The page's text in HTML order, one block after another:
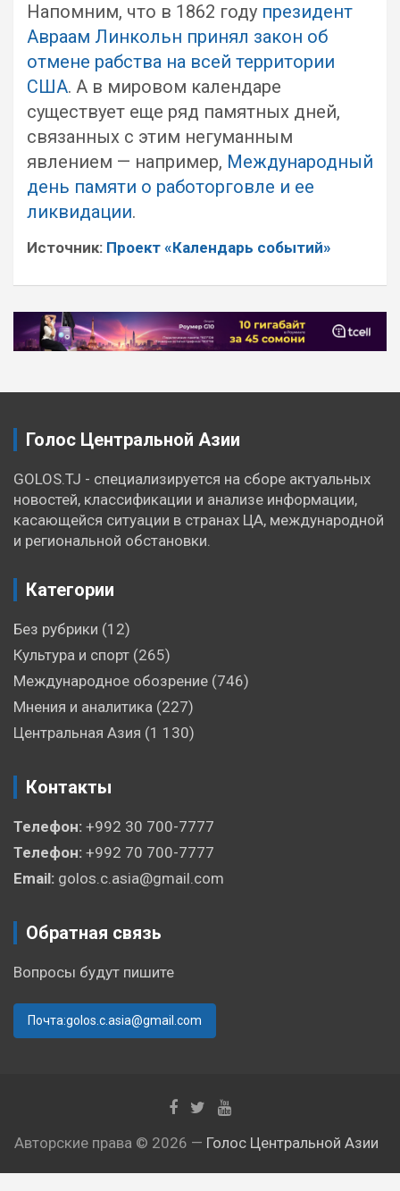
Напомним, что в 1862 году президент
Авраам Линкольн принял закон об
отмене рабства на всей территории
США. А в мировом календаре
существует еще ряд памятных дней,
связанных с этим негуманным
явлением — например, Международный
день памяти о работорговле и ее
ликвидации.
Источник: Проект «Календарь событий»
Навигация
по
Голос Центральной Азии
GOLOS.TJ - специализируется на сборе актуальных
новостей, классификации и анализе информации,
касающейся ситуации в странах ЦА, международной
и региональной обстановки.
Категории
Без рубрики (12)
Культура и спорт (265)
Международное обозрение (746)
Мнения и аналитика (227)
Центральная Азия (1 130)
Контакты
Телефон: +992 30 700-7777
Телефон: +992 70 700-7777
Email: golos.c.asia@gmail.com
Обратная связь
Вопросы будут пишите
Почта:golos.c.asia@gmail.com
Авторские права © 2026 — Голос Центральной Азии